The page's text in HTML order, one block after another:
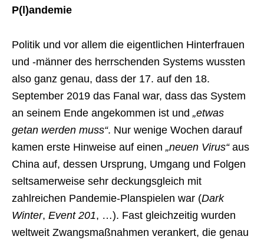
P(l)andemie
Politik und vor allem die eigentlichen Hinterfrauen
und -männer des herrschenden Systems wussten
also ganz genau, dass der 17. auf den 18.
September 2019 das Fanal war, dass das System
an seinem Ende angekommen ist und „etwas
getan werden muss“. Nur wenige Wochen darauf
kamen erste Hinweise auf einen „neuen Virus“aus
China auf, dessen Ursprung, Umgang und Folgen
seltsamerweise sehr deckungsgleich mit
zahlreichen Pandemie-Planspielen war (Dark
Winter, Event 201, …). Fast gleichzeitig wurden
weltweit Zwangsmaßnahmen verankert, die genau